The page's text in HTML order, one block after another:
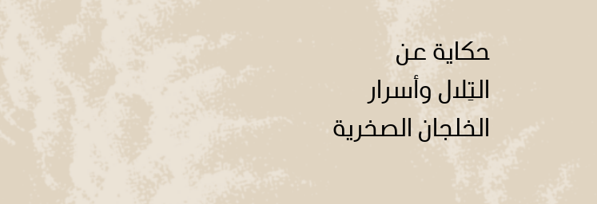
حكاية عن
التِلال وأسرار
الخلجان الصخرية